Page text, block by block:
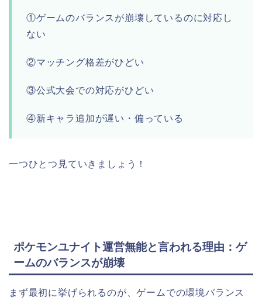
①ゲームのバランスが崩壊しているのに対応し
ない
②マッチング格差がひどい
③公式大会での対応がひどい
④新キャラ追加が遅い・偏っている
一つひとつ見ていきましょう！
ポケモンユナイト運営無能と言われる理由：ゲ
ームのバランスが崩壊
まず最初に挙げられるのが、ゲームでの環境バランス